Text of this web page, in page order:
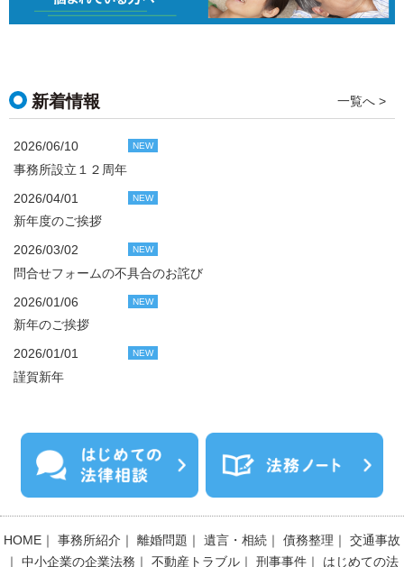
新着情報 一覧へ >
2026/06/10 NEW
事務所設立１２周年
2026/04/01 NEW
新年度のご挨拶
2026/03/02 NEW
問合せフォームの不具合のお詫び
2026/01/06 NEW
新年のご挨拶
2026/01/01 NEW
謹賀新年
HOME ｜ 事務所紹介 ｜ 離婚問題 ｜ 遺言・相続 ｜ 債務整理 ｜
交通事故
｜
中小企業の企業法務 ｜ 不動産トラブル ｜ 刑事事件 ｜ はじめての法